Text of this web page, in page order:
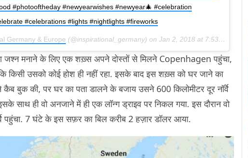
#photooftheday #newyearwishes #newyear🎄 #celebration
#celebrations #lights #nightlights #fireworks
Germany & Europe (@inspirational_germany) on Jan 2, 2018 at 7:53pm PST
जश्न मनाने के लिए एक शख़्स अपने दोस्तों से मिलने Copenhagen पहुंचा,
किसी उसको कोई होश ही नहीं रहा. इसके बाद इस शख़्स को घर जाने का
बुक की, पर घर का पता डालने के बजाय उसने 600 किलोमीटर दूर नॉर्वे
साथ ही वो अनजाने में ही एक लॉन्ग ड्राइव पर निकल गया. इस दौरान वो
पहुंचा. 7 घंटे के इस सफ़र का बिल करीब 2 हज़ार डॉलर आया.